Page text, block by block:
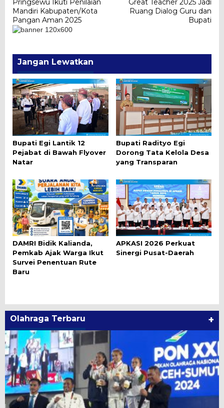
pos
Pringsewu Ikuti Penilaian
Mandiri Kabupaten/Kota
Pangan Aman 2025
Great Teacher 2025 Jadi
Ruang Dialog Guru dan
Bupati
Jangan Lewatkan
Bupati Egi Lantik 12
Pejabat di Bawah Flyover
Natar
Bupati Radityo Egi
Dorong Tata Kelola Desa
yang Transparan
DAMRI Bidik Kalianda,
Pemkab Ajak Warga Ikut
Survei Penentuan Rute
Baru
APKASI 2026 Perkuat
Sinergi Pusat-Daerah
Olahraga Terbaru +